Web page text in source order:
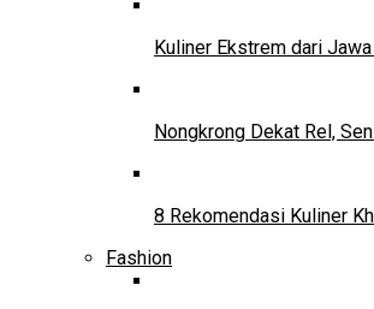
Kuliner Ekstrem dari
Nongkrong Dekat Rel,
8 Rekomendasi Kuliner
Fashion